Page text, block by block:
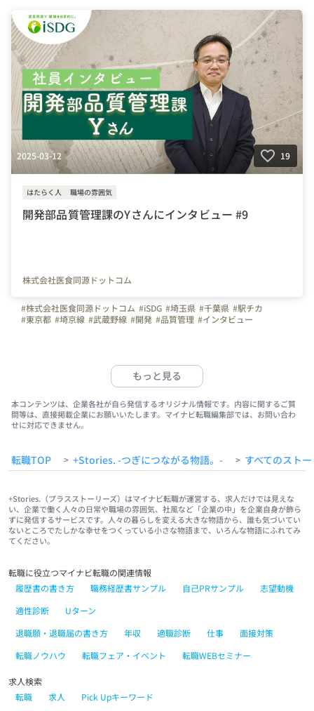
2025-03-12 19
はたらく人 職場の雰囲気
開発部品質管理課のYさんにインタビュー #9
株式会社医食同源ドットコム
#株式会社医食同源ドットコム #iSDG #埼玉県 #千葉県 #駅チカ
#東京都 #埼京線 #武蔵野線 #開発 #品質管理 #インタビュー
もっと見る
本コンテンツは、企業各社が自ら発信するオリジナル情報です。内容に関するご質
問等は、直接掲載企業にお願いいたします。マイナビ転職編集部では、お問い合わ
せに対応できません。
転職TOP > +Stories. -つぎにつながる物語。- > すべてのスト
+Stories.（プラスストーリーズ）はマイナビ転職が運営する、求人だけでは見えな
い、企業で働く人々の日常や職場の雰囲気、社風など「企業の中」を企業自身が飾ら
ずに発信するサービスです。人々の暮らしを変える大きな物語から、誰も気づいてい
ないところでたしかな幸せをつくっている小さな物語まで、いろんな物語にふれてみ
てください。
転職に役立つマイナビ転職の関連情報
履歴書の書き方
職務経歴書サンプル 自己PRサンプル
志望動機
適性診断
Uターン
退職願・退職届の書き方
年収 適職診断 仕事
面接対策
転職ノウハウ
転職フェア・イベント 転職WEBセミナー
求人検索
転職
求人 Pick Upキーワード